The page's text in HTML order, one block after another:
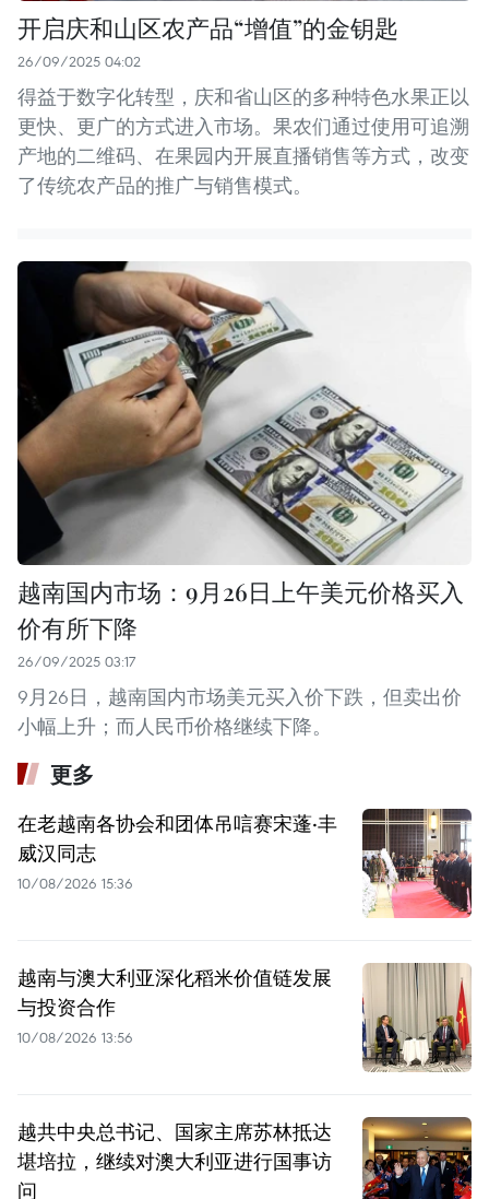
开启庆和山区农产品“增值”的金钥匙
26/09/2025 04:02
得益于数字化转型，庆和省山区的多种特色水果正以
更快、更广的方式进入市场。果农们通过使用可追溯
产地的二维码、在果园内开展直播销售等方式，改变
了传统农产品的推广与销售模式。
越南国内市场：9月26日上午美元价格买入
价有所下降
26/09/2025 03:17
9月26日，越南国内市场美元买入价下跌，但卖出价
小幅上升；而人民币价格继续下降。
更多
在老越南各协会和团体吊唁赛宋蓬·丰
威汉同志
10/08/2026 15:36
越南与澳大利亚深化稻米价值链发展
与投资合作
10/08/2026 13:56
越共中央总书记、国家主席苏林抵达
堪培拉，继续对澳大利亚进行国事访
问